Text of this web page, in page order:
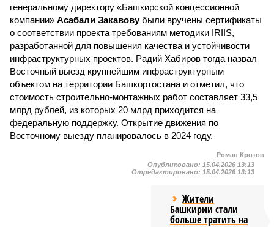
генеральному директору «Башкирской концессионной
компании» Асабали Закавовубыли вручены сертификаты
о соответствии проекта требованиям методики IRIIS,
разработанной для повышения качества и устойчивости
инфраструктурных проектов. Радий Хабиров тогда назвал
Восточный выезд крупнейшим инфраструктурным
объектом на территории Башкортостана и отметил, что
стоимость строительно-монтажных работ составляет 33,5
млрд рублей, из которых 20 млрд приходится на
федеральную поддержку. Открытие движения по
Восточному выезду планировалось в 2024 году.
Роман Кротов
Опубликовано: 15.04.2026 13:13
Отредактировано: 15.04.2026 13:13
Жители
Башкирии стали
больше тратить на